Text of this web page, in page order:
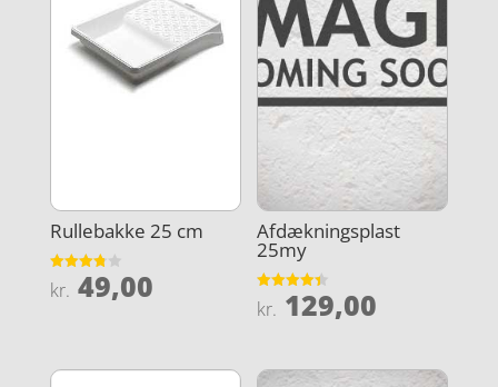
Rullebakke 25 cm
Vurderet
3.8
kr. 49,00
Afdækningsplast
25my
Vurderet
4.4
kr. 129,00